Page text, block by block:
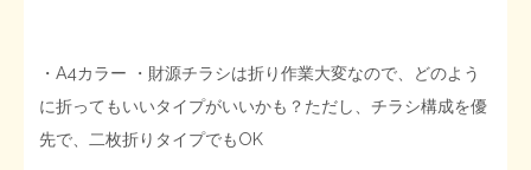
・A4カラー ・財源チラシは折り作業大変なので、どのよう
に折ってもいいタイプがいいかも？ただし、チラシ構成を優
先で、二枚折りタイプでもOK